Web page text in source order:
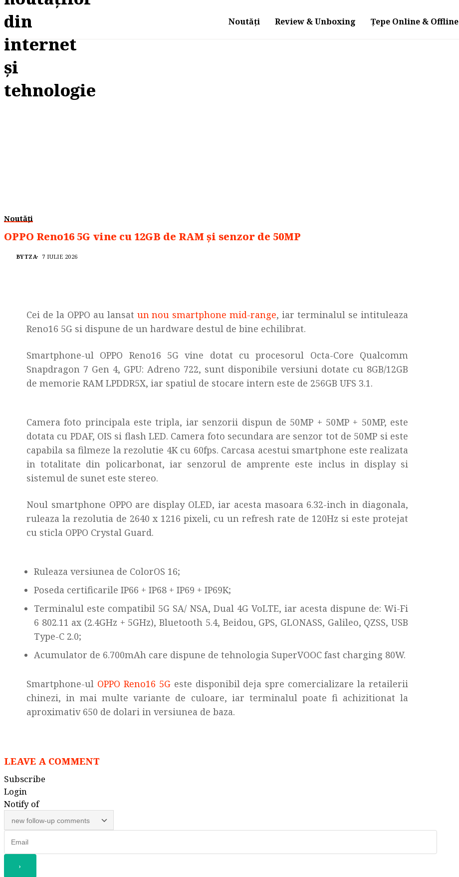
Noutăți Review & Unboxing Țepe Online & Offline
Noutăți
OPPO Reno16 5G vine cu 12GB de RAM și senzor de 50MP
BYTZA 7 IULIE 2026
Cei de la OPPO au lansat un nou smartphone mid-range, iar terminalul se intituleaza
Reno16 5G si dispune de un hardware destul de bine echilibrat.
Smartphone-ul OPPO Reno16 5G vine dotat cu procesorul Octa-Core Qualcomm
Snapdragon 7 Gen 4, GPU: Adreno 722, sunt disponibile versiuni dotate cu 8GB/12GB
de memorie RAM LPDDR5X, iar spatiul de stocare intern este de 256GB UFS 3.1.
Camera foto principala este tripla, iar senzorii dispun de 50MP + 50MP + 50MP, este
dotata cu PDAF, OIS si flash LED. Camera foto secundara are senzor tot de 50MP si este
capabila sa filmeze la rezolutie 4K cu 60fps. Carcasa acestui smartphone este realizata
in totalitate din policarbonat, iar senzorul de amprente este inclus in display si
sistemul de sunet este stereo.
Noul smartphone OPPO are display OLED, iar acesta masoara 6.32-inch in diagonala,
ruleaza la rezolutia de 2640 x 1216 pixeli, cu un refresh rate de 120Hz si este protejat
cu sticla OPPO Crystal Guard.
Ruleaza versiunea de ColorOS 16;
Poseda certificarile IP66 + IP68 + IP69 + IP69K;
Terminalul este compatibil 5G SA/ NSA, Dual 4G VoLTE, iar acesta dispune de: Wi-Fi
6 802.11 ax (2.4GHz + 5GHz), Bluetooth 5.4, Beidou, GPS, GLONASS, Galileo, QZSS, USB
Type-C 2.0;
Acumulator de 6.700mAh care dispune de tehnologia SuperVOOC fast charging 80W.
Smartphone-ul OPPO Reno16 5Geste disponibil deja spre comercializare la retailerii
chinezi, in mai multe variante de culoare, iar terminalul poate fi achizitionat la
aproximativ 650 de dolari in versiunea de baza.
LEAVE A COMMENT
Subscribe
Login
Notify of